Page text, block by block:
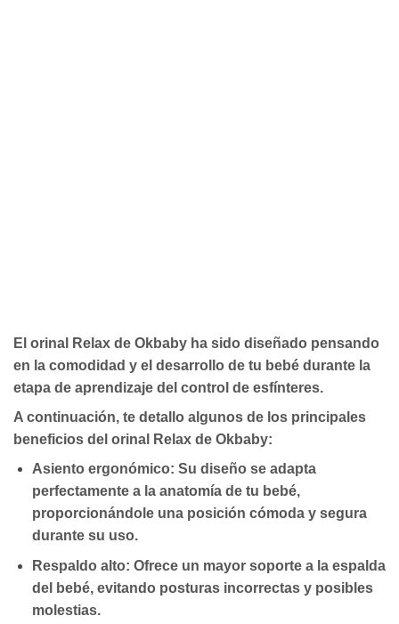
El orinal Relax de Okbaby ha sido diseñado pensando
en la comodidad y el desarrollo de tu bebé durante la
etapa de aprendizaje del control de esfínteres.
A continuación, te detallo algunos de los principales
beneficios del orinal Relax de Okbaby:
Asiento ergonómico: Su diseño se adapta
perfectamente a la anatomía de tu bebé,
proporcionándole una posición cómoda y segura
durante su uso.
Respaldo alto: Ofrece un mayor soporte a la espalda
del bebé, evitando posturas incorrectas y posibles
molestias.